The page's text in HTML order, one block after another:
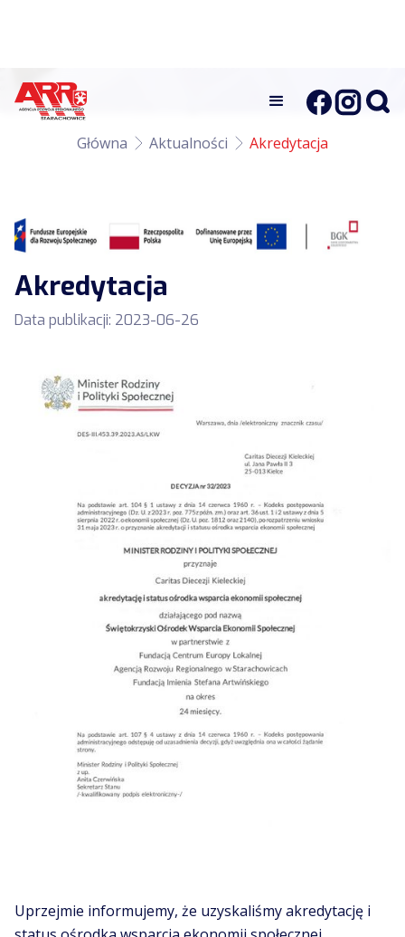
Główna Aktualności Akredytacja
Akredytacja
Data publikacji: 2023-06-26
Uprzejmie informujemy, że uzyskaliśmy akredytację i